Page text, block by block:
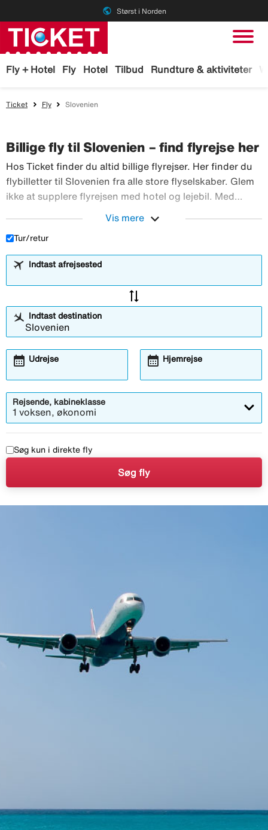
public Størst i Norden
Fly + Hotel Fly Hotel Tilbud Rundture & aktiviteter
Ticket Fly Slovenien
Billige fly til Slovenien – find flyrejse her
Hos Ticket finder du altid billige flyrejser. Her finder du
flybilletter til Slovenien fra alle store flyselskaber. Glem
ikke at supplere flyrejsen med hotel og lejebil. Med
Vis mere expand_more
Tur/retur
Indtast afrejsested
sync_alt
Indtast destination
Udrejse
calendar_month Hjemrejse
calendar_month
Rejsende, kabineklasse
1 voksen, økonomi
Søg kun i direkte fly
Søg fly